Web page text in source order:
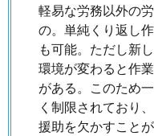
軽易な労務以外の
の。単純くり返し
も可能。ただし新
環境が変わると作
がある。このため
く制限されており
援助を欠かすこと